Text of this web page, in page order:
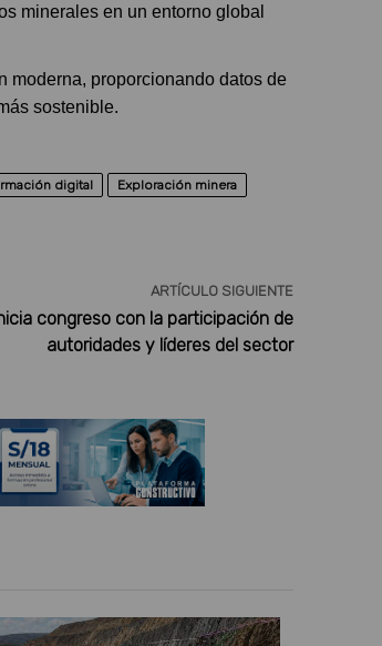
minerales en un entorno global
moderna, proporcionando datos de
sostenible.
digital Exploración minera
ARTÍCULO SIGUIENTE
congreso con la participación de
autoridades y líderes del sector